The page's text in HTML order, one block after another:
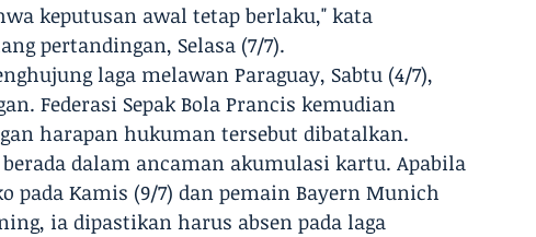
keputusan awal tetap berlaku," kata
pertandingan, Selasa (7/7).
laga melawan Paraguay, Sabtu (4/7),
Federasi Sepak Bola Prancis kemudian
harapan hukuman tersebut dibatalkan.
dalam ancaman akumulasi kartu. Apabila
pada Kamis (9/7) dan pemain Bayern Munich
ia dipastikan harus absen pada laga